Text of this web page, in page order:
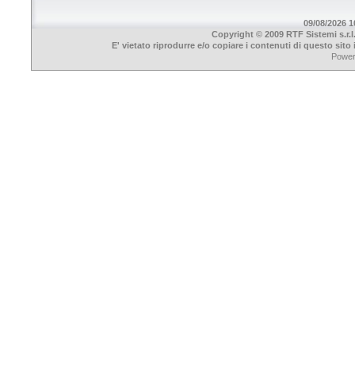
09/08/2026
Copyright © 2009 RTF Sistemi
E' vietato riprodurre e/o copiare i contenuti di questo